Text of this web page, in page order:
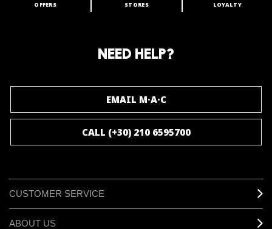
ARE YOU A M·A·C LOVER?
OFFERS STORES LOYALTY
NEED HELP?
EMAIL M·A·C
CALL (+30) 210 6595700
CUSTOMER SERVICE
ABOUT US